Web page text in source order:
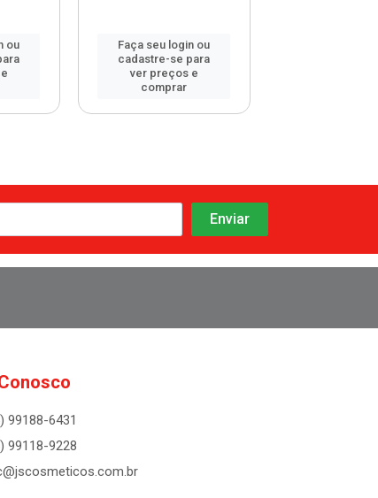
ou
Faça seu login ou
cadastre-se para
ver preços e
comprar
99188-6431
99118-9228